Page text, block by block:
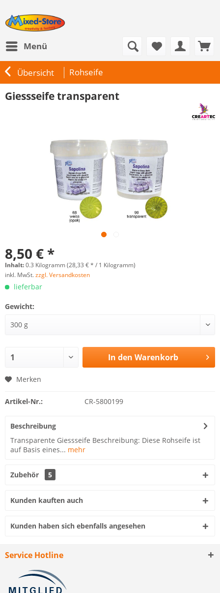
Menü
Übersicht Rohseife
Giessseife transparent
8,50 € *
Inhalt:0.3 Kilogramm (28,33 € * / 1 Kilogramm)
inkl. MwSt.zzgl. Versandkosten
lieferbar
Gewicht:
In den Warenkorb
Merken
Artikel-Nr.: CR-5800199
Beschreibung
Transparente Giessseife Beschreibung: Diese Rohseife ist
auf Basis eines... mehr
Zubehör 5
Kunden kauften auch
Kunden haben sich ebenfalls angesehen
Service Hotline